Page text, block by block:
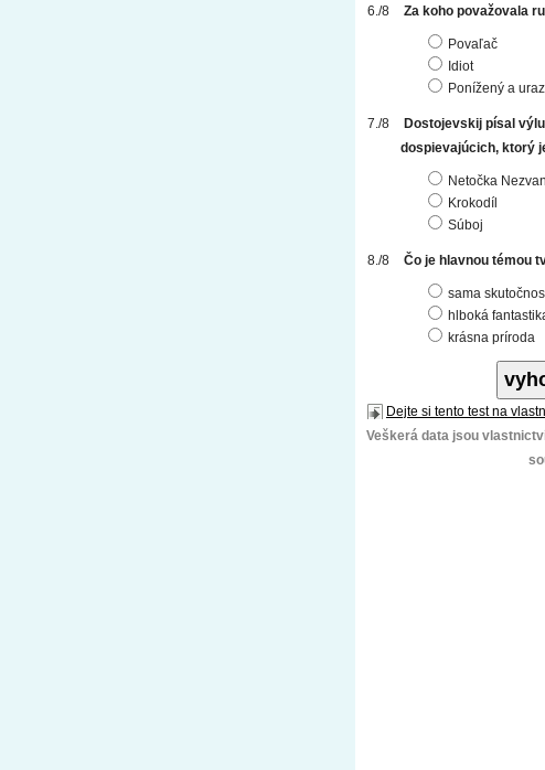
Za koho považovala
Povaľač
Idiot
Ponížený a
Dostojevskij písal
dospievajúcich, ktorý
Netočka
Krokodíl
Súboj
Čo je hlavnou témou
sama
hlboká
krásna príroda
Dejte si tento test na
Veškerá data jsou